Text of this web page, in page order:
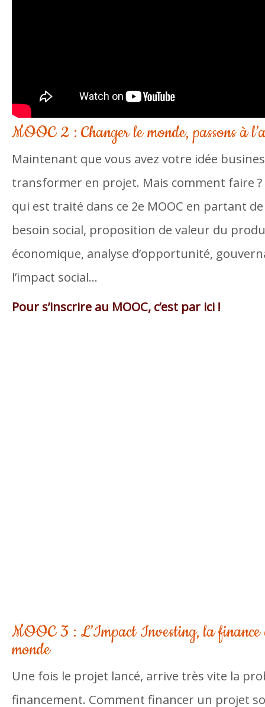
MOOC 2 : Changer le monde, passons à
Maintenant que vous avez votre idée
transformer en projet. Mais comment faire ?
qui est traité dans ce 2e MOOC en partant
besoin social, proposition de valeur du
économique, analyse d’opportunité,
l’impact social…
Pour s’inscrire au MOOC, c’est par ici !
MOOC 3 : L’Impact Investing, la finance
monde
Une fois le projet lancé, arrive très vite la
financement. Comment financer un projet